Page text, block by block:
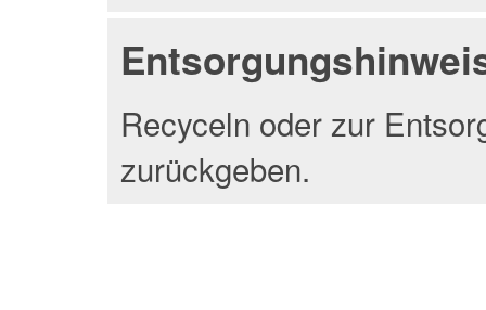
Recyceln oder zur
zurückgeben.